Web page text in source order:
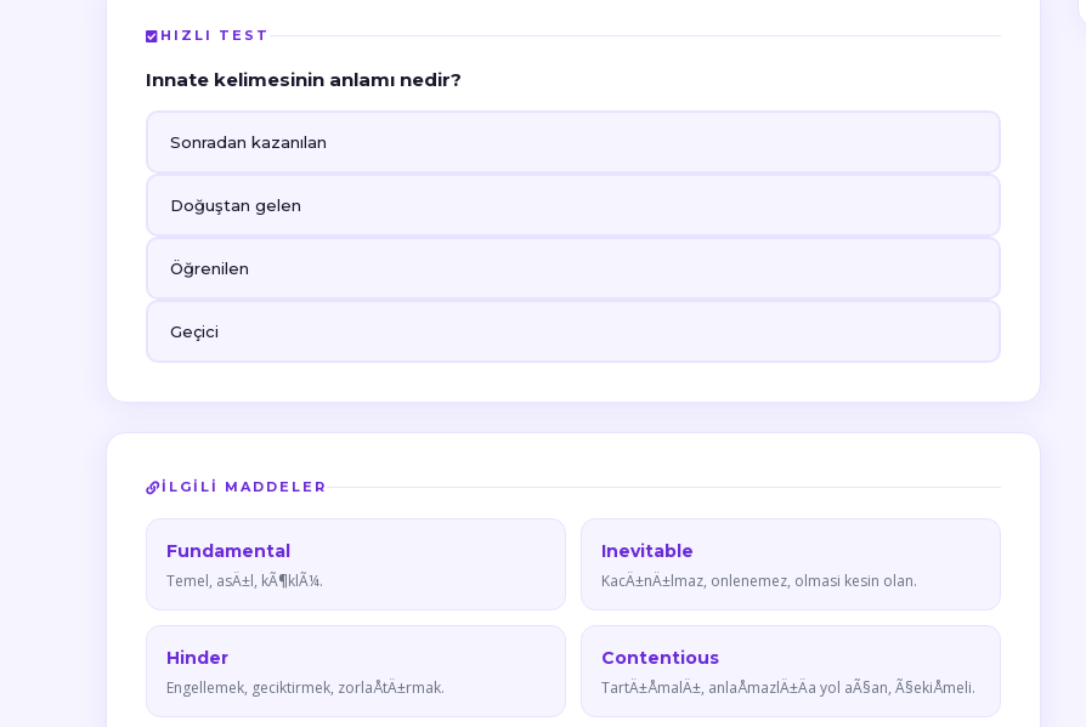
HIZLI TEST
Innate kelimesinin anlamı nedir?
Sonradan kazanılan
Doğuştan gelen
Öğrenilen
Geçici
İLGILI MADDELER
Fundamental
Temel, asÄ±l, kÃ¶klÃ¼.
Inevitable
KacÄ±nÄ±lmaz, onlenemez, olmasi kesin olan.
Hinder
Engellemek, geciktirmek, zorlaÅtÄ±rmak.
Contentious
TartÄ±ÅmalÄ±, anlaÅmazlÄ±Äa yol aÃ§an, Ã§ekiÅmeli.